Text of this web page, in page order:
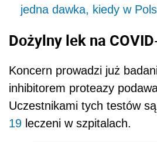
jedna dawka, kiedy w
Dożylny lek na
Koncern prowadzi już
inhibitorem proteazy
Uczestnikami tych testów
19 leczeni w szpitalach.